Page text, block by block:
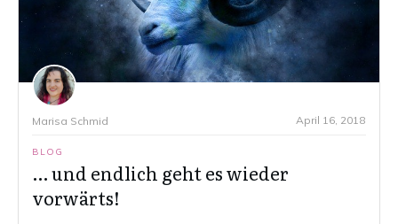
Marisa Schmid April 16, 2018
BLOG
… und endlich geht es wieder
vorwärts!